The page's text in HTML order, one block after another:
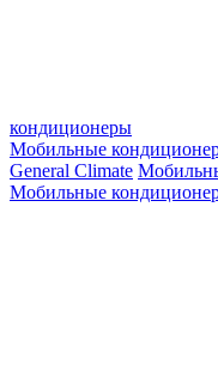
кондиционеры
Мобильные
General Climate
Мобильные